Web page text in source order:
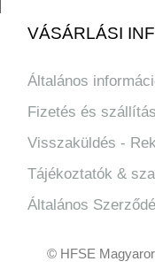
VÁSÁRLÁSI
Általános
Fizetés és szállítás
Visszaküldés -
Tájékoztatók &
Általános
© HFSE